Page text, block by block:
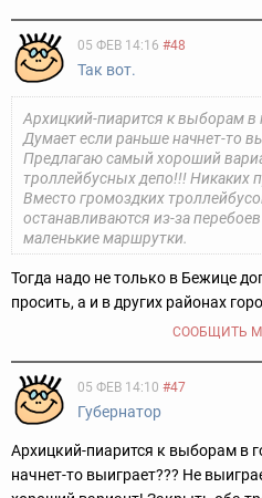
05 ФЕВ 14:16 #48
Так вот.
Архицкий-пиарится к выборам в
Думает если раньше начнет-то
Предлагаю самый хороший
троллейбусных депо!!! Никаких
Вместо громоздких
останавливаются из-за
маленькие маршрутки.
Тогда надо не только в Бежице
просить, а и в других районах
СООБЩИТЬ
05 ФЕВ 14:10 #47
Губернатор
Архицкий-пиарится к выборам в
начнет-то выиграет??? Не